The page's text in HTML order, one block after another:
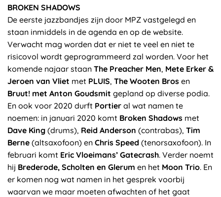
BROKEN SHADOWS
De eerste jazzbandjes zijn door MPZ vastgelegd en
staan inmiddels in de agenda en op de website.
Verwacht mag worden dat er niet te veel en niet te
risicovol wordt geprogrammeerd zal worden. Voor het
komende najaar staan The Preacher Men, Mete Erker &
Jeroen van Vliet met PLUIS, The Wooten Bros en
Bruut! met Anton Goudsmit gepland op diverse podia.
En ook voor 2020 durft Portier al wat namen te
noemen: in januari 2020 komt Broken Shadows met
Dave King (drums), Reid Anderson (contrabas), Tim
Berne (altsaxofoon) en Chris Speed (tenorsaxofoon). In
februari komt Eric Vloeimans’ Gatecrash. Verder noemt
hij Brederode, Scholten en Glerum en het Moon Trio. En
er komen nog wat namen in het gesprek voorbij
waarvan we maar moeten afwachten of het gaat